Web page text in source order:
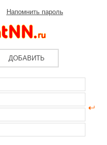
Напомнить пароль
ДОБАВИТЬ